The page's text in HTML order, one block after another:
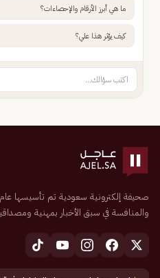
ما هي أبرز الأرقام والإحصاءات؟
كيف يؤثر هذا علي؟
والمنافسة في سبق الأخبار بمهنية